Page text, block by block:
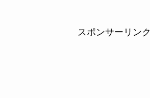
スポンサーリンク